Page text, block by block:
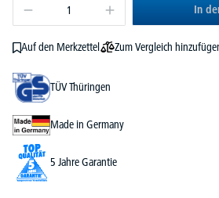
In
Auf den Merkzettel Zum Vergleich
TÜV Thüringen
Made in Germany
5 Jahre Garantie